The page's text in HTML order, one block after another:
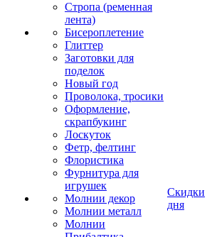
Стропа (ременная
лента)
Бисероплетение
Глиттер
Заготовки для
поделок
Новый год
Проволока, тросики
Оформление,
скрапбукинг
Лоскуток
Фетр, фелтинг
Флористика
Фурнитура для
игрушек
Молнии декор
Молнии металл
Молнии
Скидки
дня